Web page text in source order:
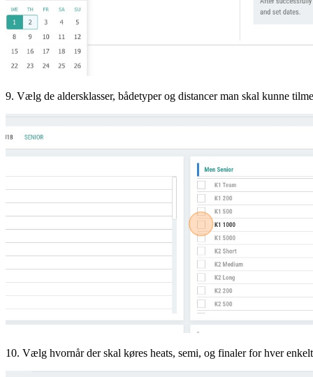
9. Vælg de aldersklasser, bådetyper og distancer man skal kunne
10. Vælg hvornår der skal køres heats, semi, og finaler for hver